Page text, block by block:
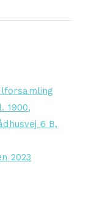
1900,
6 B,
2023